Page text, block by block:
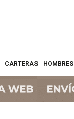
CARTERAS HOMBRES